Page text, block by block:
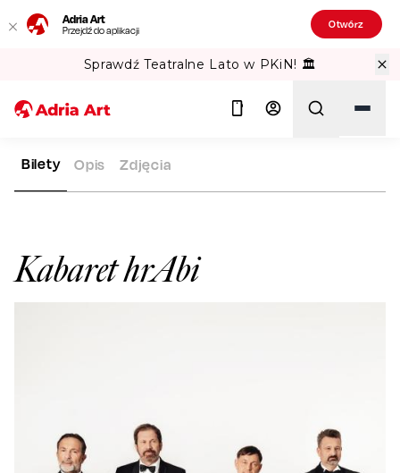
Adria Art
Przejdź do aplikacji Otwórz
Sprawdź Teatralne Lato w PKiN! 🏛️
ADRIA ART ARTYŚCI KABARET HRABI
Kabaret hrAbi
Bilety Opis Zdjęcia